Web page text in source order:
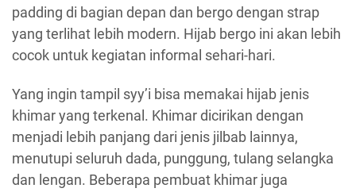
padding di bagian depan dan bergo dengan strap
yang terlihat lebih modern. Hijab bergo ini akan lebih
cocok untuk kegiatan informal sehari-hari.
Yang ingin tampil syy’i bisa memakai hijab jenis
khimar yang terkenal. Khimar dicirikan dengan
menjadi lebih panjang dari jenis jilbab lainnya,
menutupi seluruh dada, punggung, tulang selangka
dan lengan. Beberapa pembuat khimar juga